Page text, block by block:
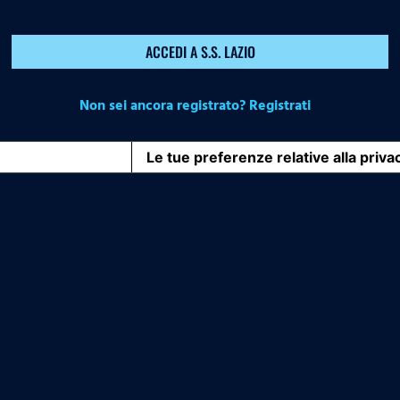
ACCEDI A S.S. LAZIO
Non sei ancora registrato? Registrati
Le tue preferenze relative alla